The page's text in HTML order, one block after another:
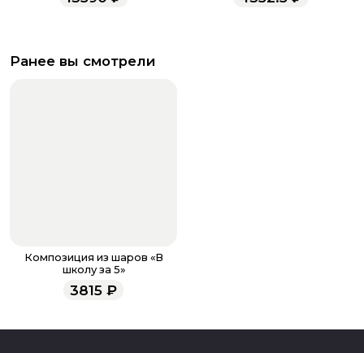
Ранее вы смотрели
Композиция из шаров «В
школу за 5»
3815 ₽